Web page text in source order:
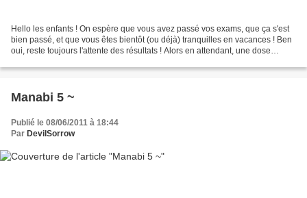
Hello les enfants ! On espère que vous avez passé vos exams, que ça s'est
bien passé, et que vous êtes bientôt (ou déjà) tranquilles en vacances ! Ben
oui, reste toujours l'attente des résultats ! Alors en attendant, une dose
Manabi 5 ~
Publié le 08/06/2011 à 18:44
Par DevilSorrow